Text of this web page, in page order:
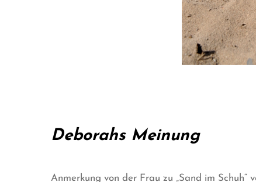
Deborahs Meinung
Anmerkung von der Frau zu „Sand im